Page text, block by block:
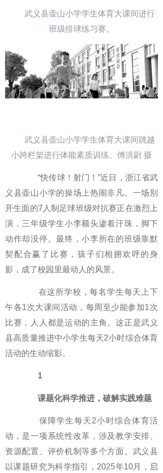
武义县壶山小学学生体育大课间进行
班级排球练习赛。
武义县壶山小学学生体育大课间跳越
小跨栏架进行体能素质训练。傅洪尉 摄
“快传球！射门！”近日，浙江省武
义县壶山小学的操场上热闹非凡。一场别
开生面的7人制足球班级对抗赛正在激烈上
演，三年级学生小李额头渗着汗珠，脚下
动作却没停。最终，小李所在的班级靠默
契配合赢了比赛，孩子们相拥欢呼的身
影，成了校园里最动人的风景。
在这所学校，每名学生每天上下
午各1次大课间活动，每周至少能参加1次
比赛，人人都是运动的主角。这正是武义
县高质量推进中小学生每天2小时综合体育
活动的生动缩影。
1
课题化科学推进，破解实践难题
保障学生每天2小时综合体育活
动，是一项系统性改革，涉及教学安排、
资源配置、评价机制等多个方面。武义县
以课题研究为科学指引，2025年10月，启